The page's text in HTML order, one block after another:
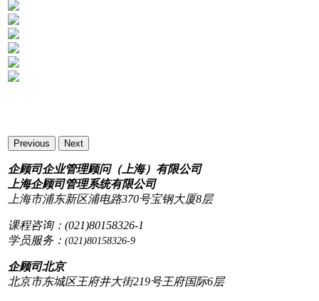
Previous Next
企顾司企业管理顾问（上海）有限公司
上海企顾司管理系统有限公司
上海市浦东新区浦电路370号宝钢大厦8层
课程咨询：(021)80158326-1
学员服务： (021)80158326-9
企顾司北京
北京市东城区王府井大街219号王府国际6层